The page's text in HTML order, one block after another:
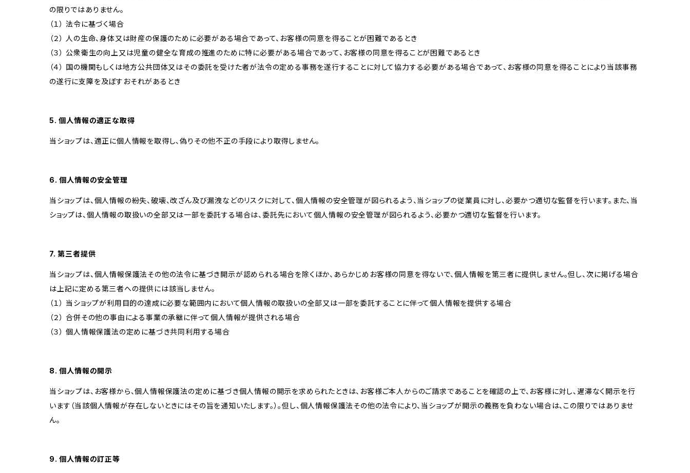
の限りではありません。
（１） 法令に基づく場合
（２） 人の生命、身体又は財産の保護のために必要がある場合であって、お客様の同意を得ることが困難であるとき
（３） 公衆衛生の向上又は児童の健全な育成の推進のために特に必要がある場合であって、お客様の同意を得ることが困難であるとき
（４） 国の機関もしくは地方公共団体又はその委託を受けた者が法令の定める事務を遂行することに対して協力する必要がある場合であって、お客様の同意を得ることにより当該事務
の遂行に支障を及ぼすおそれがあるとき
5. 個人情報の適正な取得
当ショップは、適正に個人情報を取得し、偽りその他不正の手段により取得しません。
6. 個人情報の安全管理
当ショップは、個人情報の紛失、破壊、改ざん及び漏洩などのリスクに対して、個人情報の安全管理が図られるよう、当ショップの従業員に対し、必要かつ適切な監督を行います。また、当
ショップは、個人情報の取扱いの全部又は一部を委託する場合は、委託先において個人情報の安全管理が図られるよう、必要かつ適切な監督を行います。
7. 第三者提供
当ショップは、個人情報保護法その他の法令に基づき開示が認められる場合を除くほか、あらかじめお客様の同意を得ないで、個人情報を第三者に提供しません。但し、次に掲げる場合
は上記に定める第三者への提供には該当しません。
（１） 当ショップが利用目的の達成に必要な範囲内において個人情報の取扱いの全部又は一部を委託することに伴って個人情報を提供する場合
（２） 合併その他の事由による事業の承継に伴って個人情報が提供される場合
（３） 個人情報保護法の定めに基づき共同利用する場合
8. 個人情報の開示
当ショップは、お客様から、個人情報保護法の定めに基づき個人情報の開示を求められたときは、お客様ご本人からのご請求であることを確認の上で、お客様に対し、遅滞なく開示を行
います（当該個人情報が存在しないときにはその旨を通知いたします。）。但し、個人情報保護法その他の法令により、当ショップが開示の義務を負わない場合は、この限りではありませ
ん。
9. 個人情報の訂正等